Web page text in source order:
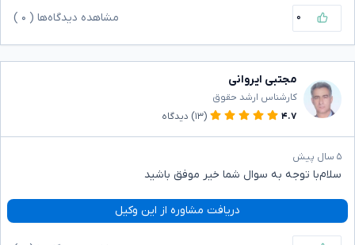
۰ مشاهده دیدگاه‌ها ( ۰
مجتبی ایروانی
کارشناس ارشد حقوق
۴.۷
(۱۳) دیدگاه
۵ سال پیش
سلام‌با توجه به سوال شما خیر موفق باشید
دریافت مشاوره از این وکیل